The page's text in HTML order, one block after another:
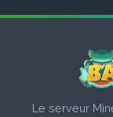
Le serveur